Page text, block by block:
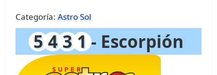
Categoría:Astro Sol
5 4 3 1- Escorpión